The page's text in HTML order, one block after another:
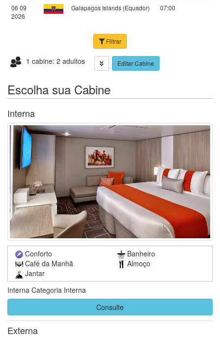
06 09
2026
Galapagos Islands (Equador) 07:00
Filtrar
1 cabine: 2 adultos Editar Cabine
Escolha sua Cabine
Interna
Conforto
Banheiro
Café da Manhã
Almoço
Jantar
Interna Categoria Interna
Consulte
Externa